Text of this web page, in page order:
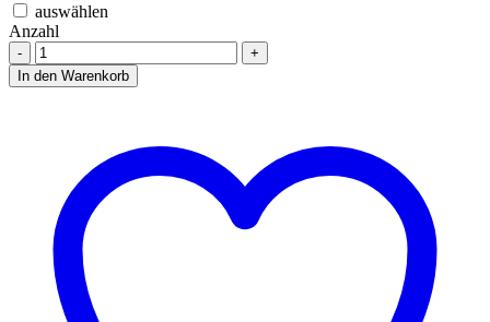
auswählen
Anzahl
KW
V2
Gewindefahrwerk
Facelift
(ohne
Stilllegung
elektr.
Dämpfer)
Menge
In den Warenkorb